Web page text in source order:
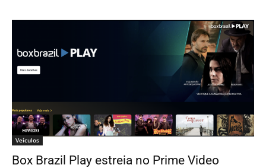
Veículos
Box Brazil Play estreia no Prime Video